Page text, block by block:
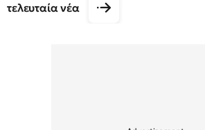
τελευταία νέα